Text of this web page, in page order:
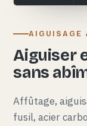
AIGUISAGE
Aiguiser
sans
Affûtage,
fusil, acier